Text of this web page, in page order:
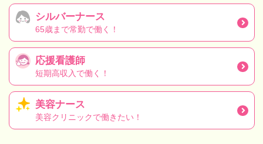
シルバーナース
65歳まで常勤で働く！
応援看護師
短期高収入で働く！
美容ナース
美容クリニックで働きたい！